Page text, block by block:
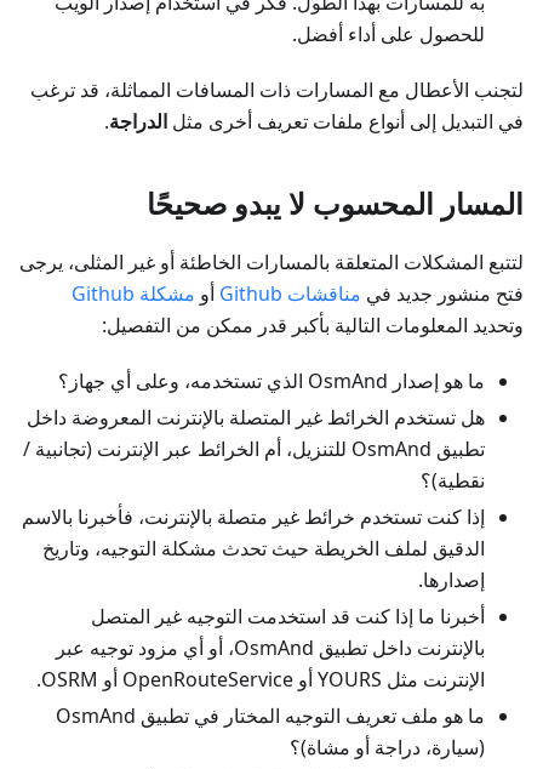
للحصول على أداء أفضل.
لتجنب الأعطال مع المسارات ذات المسافات المماثلة، قد ترغب
في التبديل إلى أنواع ملفات تعريف أخرى مثل الدراجة.
المسار المحسوب لا يبدو صحيحًا
لتتبع المشكلات المتعلقة بالمسارات الخاطئة أو غير المثلى، يرجى
فتح منشور جديد في مناقشات Github أو مشكلة Github
وتحديد المعلومات التالية بأكبر قدر ممكن من التفصيل:
ما هو إصدار OsmAnd الذي تستخدمه، وعلى أي جهاز؟
هل تستخدم الخرائط غير المتصلة بالإنترنت المعروضة داخل
تطبيق OsmAnd للتنزيل، أم الخرائط عبر الإنترنت (تجانبية /
نقطية)؟
إذا كنت تستخدم خرائط غير متصلة بالإنترنت، فأخبرنا بالاسم
الدقيق لملف الخريطة حيث تحدث مشكلة التوجيه، وتاريخ
إصدارها.
أخبرنا ما إذا كنت قد استخدمت التوجيه غير المتصل
بالإنترنت داخل تطبيق OsmAnd، أو أي مزود توجيه عبر
الإنترنت مثل YOURS أو OpenRouteService أو OSRM.
ما هو ملف تعريف التوجيه المختار في تطبيق OsmAnd
(سيارة، دراجة أو مشاة)؟